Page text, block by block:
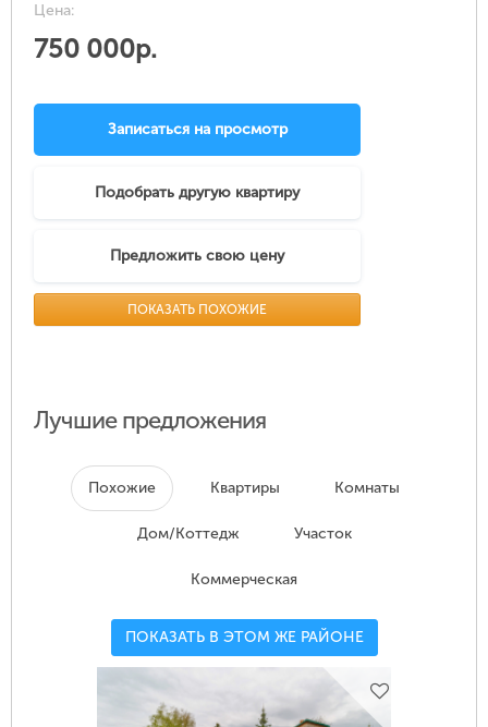
Цена:
750 000р.
Записаться на просмотр
Подобрать другую квартиру
Предложить свою цену
ПОКАЗАТЬ ПОХОЖИЕ
Лучшие предложения
Похожие Квартиры Комнаты
Дом/Коттедж Участок
Коммерческая
ПОКАЗАТЬ В ЭТОМ ЖЕ РАЙОНЕ